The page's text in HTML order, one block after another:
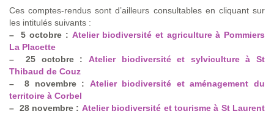
Ces comptes-rendus sont d’ailleurs consultables en cliquant sur
les intitulés suivants :
–
5 octobre : Atelier biodiversité et agriculture à Pommiers
La Placette
–
25 octobre :
Atelier biodiversité et sylviculture à St
Thibaud de Couz
–
8 novembre :
Atelier biodiversité et aménagement du
territoire à Corbel
– 28 novembre : Atelier biodiversité et tourisme à St Laurent